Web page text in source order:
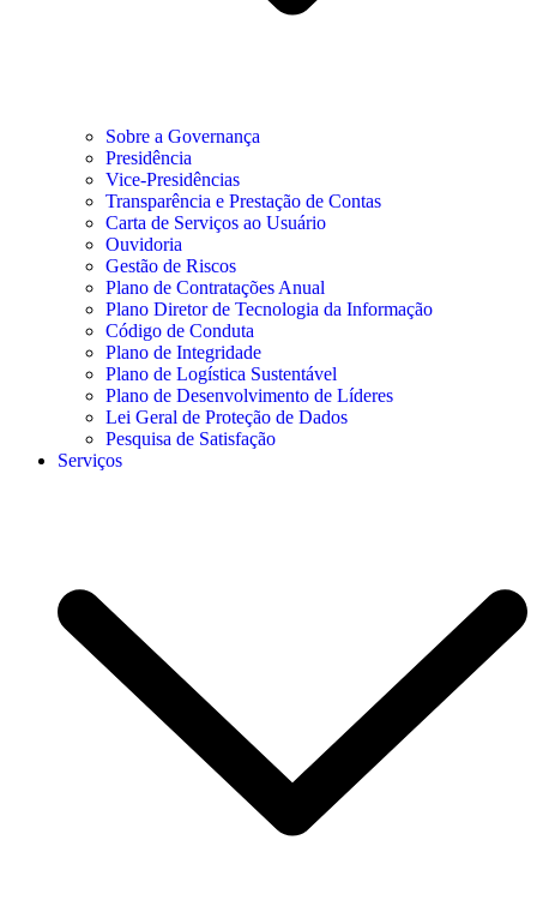
Sobre a Governança
Presidência
Vice-Presidências
Transparência e Prestação de Contas
Carta de Serviços ao Usuário
Ouvidoria
Gestão de Riscos
Plano de Contratações Anual
Plano Diretor de Tecnologia da Informação
Código de Conduta
Plano de Integridade
Plano de Logística Sustentável
Plano de Desenvolvimento de Líderes
Lei Geral de Proteção de Dados
Pesquisa de Satisfação
Serviços